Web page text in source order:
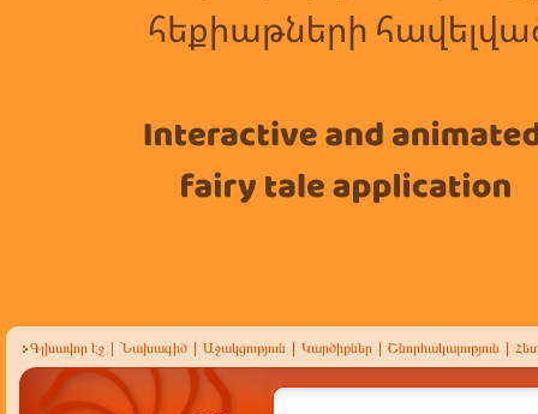
Գլխավոր էջ Նախագիծ Աջակցություն Կարծիքներ Շնորհակալություն